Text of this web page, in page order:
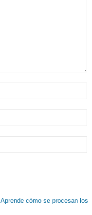
Aprende cómo se procesan los